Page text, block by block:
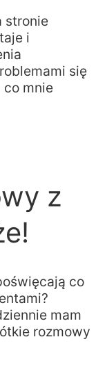
stronie
i
się
mnie
z
co
mam
rozmowy